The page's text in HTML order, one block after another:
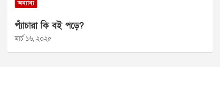
অন্যান্য
প্যাঁচারা কি বই পড়ে?
মার্চ ১৬, ২০২৫